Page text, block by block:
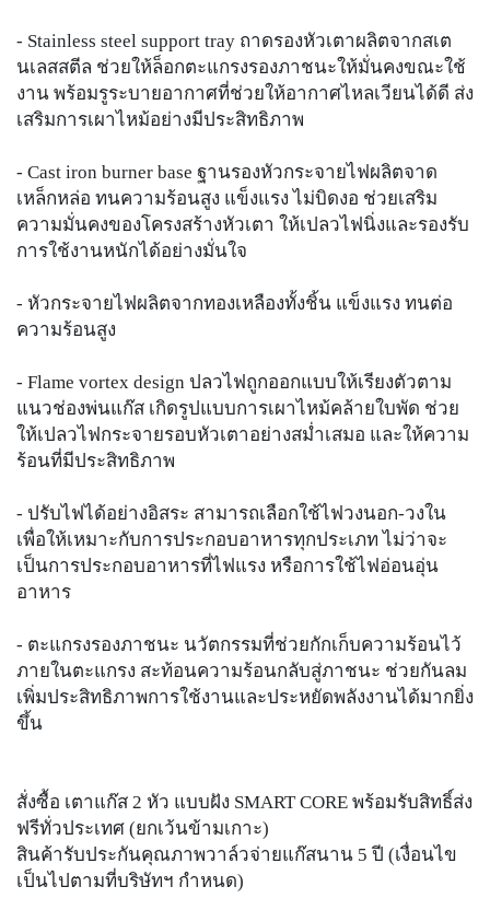
- Stainless steel support tray ถาดรองหัวเตาผลิตจากสเต
นเลสสตีล ช่วยให้ล็อกตะแกรงรองภาชนะให้มั่นคงขณะใช้
งาน พร้อมรูระบายอากาศที่ช่วยให้อากาศไหลเวียนได้ดี ส่ง
เสริมการเผาไหม้อย่างมีประสิทธิภาพ
- Cast iron burner base ฐานรองหัวกระจายไฟผลิตจาด
เหล็กหล่อ ทนความร้อนสูง แข็งแรง ไม่บิดงอ ช่วยเสริม
ความมั่นคงของโครงสร้างหัวเตา ให้เปลวไฟนิ่งและรองรับ
การใช้งานหนักได้อย่างมั่นใจ
- หัวกระจายไฟผลิตจากทองเหลืองทั้งชิ้น แข็งแรง ทนต่อ
ความร้อนสูง
- Flame vortex design ปลวไฟถูกออกแบบให้เรียงตัวตาม
แนวช่องพ่นแก๊ส เกิดรูปแบบการเผาไหม้คล้ายใบพัด ช่วย
ให้เปลวไฟกระจายรอบหัวเตาอย่างสม่ำเสมอ และให้ความ
ร้อนที่มีประสิทธิภาพ
- ปรับไฟได้อย่างอิสระ สามารถเลือกใช้ไฟวงนอก-วงใน
เพื่อให้เหมาะกับการประกอบอาหารทุกประเภท ไม่ว่าจะ
เป็นการประกอบอาหารที่ไฟแรง หรือการใช้ไฟอ่อนอุ่น
อาหาร
- ตะแกรงรองภาชนะ นวัตกรรมที่ช่วยกักเก็บความร้อนไว้
ภายในตะแกรง สะท้อนความร้อนกลับสู่ภาชนะ ช่วยกันลม
เพิ่มประสิทธิภาพการใช้งานและประหยัดพลังงานได้มากยิ่ง
ขึ้น
สั่งซื้อ เตาแก๊ส 2 หัว แบบฝัง SMART CORE พร้อมรับสิทธิ์ส่ง
ฟรีทั่วประเทศ (ยกเว้นข้ามเกาะ)
สินค้ารับประกันคุณภาพวาล์วจ่ายแก๊สนาน 5 ปี (เงื่อนไข
เป็นไปตามที่บริษัทฯ กำหนด)